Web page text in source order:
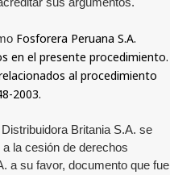
Fosforera Peruana S.A.
en el presente procedimiento.
al procedimiento
2003.
Britania S.A. se
la cesión de derechos
a su favor, documento que fue